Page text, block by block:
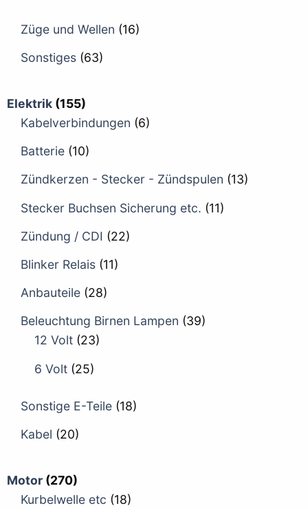
Züge und Wellen (16)
Sonstiges (63)
Elektrik (155)
Kabelverbindungen (6)
Batterie (10)
Zündkerzen - Stecker - Zündspulen (13)
Stecker Buchsen Sicherung etc. (11)
Zündung / CDI (22)
Blinker Relais (11)
Anbauteile (28)
Beleuchtung Birnen Lampen (39)
12 Volt (23)
6 Volt (25)
Sonstige E-Teile (18)
Kabel (20)
Motor (270)
Kurbelwelle etc (18)